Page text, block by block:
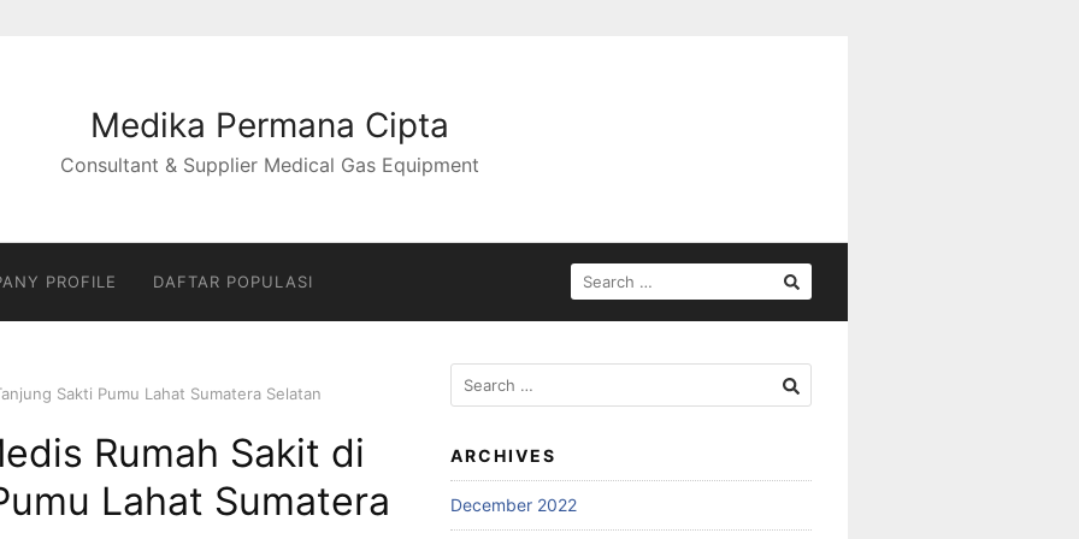
Medika Permana Cipta
Consultant & Supplier Medical Gas Equipment
PROFILE DAFTAR POPULASI
SEARCH
FOR:
Sakti Pumu Lahat Sumatera Selatan
Rumah Sakit di
Lahat Sumatera
Search
for:
ARCHIVES
December 2022